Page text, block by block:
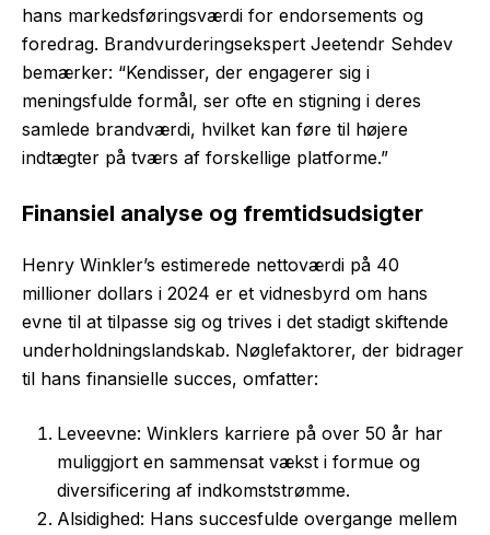
hans markedsføringsværdi for endorsements og
foredrag. Brandvurderingsekspert Jeetendr Sehdev
bemærker: “Kendisser, der engagerer sig i
meningsfulde formål, ser ofte en stigning i deres
samlede brandværdi, hvilket kan føre til højere
indtægter på tværs af forskellige platforme.”
Finansiel analyse og fremtidsudsigter
Henry Winkler’s estimerede nettoværdi på 40
millioner dollars i 2024 er et vidnesbyrd om hans
evne til at tilpasse sig og trives i det stadigt skiftende
underholdningslandskab. Nøglefaktorer, der bidrager
til hans finansielle succes, omfatter:
Leveevne: Winklers karriere på over 50 år har
muliggjort en sammensat vækst i formue og
diversificering af indkomststrømme.
Alsidighed: Hans succesfulde overgange mellem